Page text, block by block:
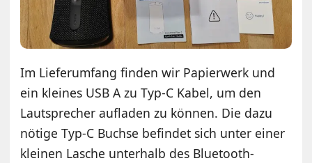
Im Lieferumfang finden wir Papierwerk und
ein kleines USB A zu Typ-C Kabel, um den
Lautsprecher aufladen zu können. Die dazu
nötige Typ-C Buchse befindet sich unter einer
kleinen Lasche unterhalb des Bluetooth-